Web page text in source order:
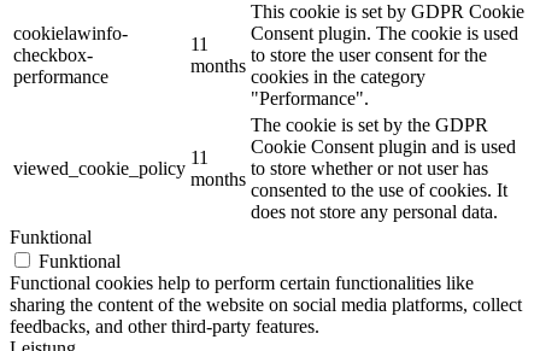
cookielawinfo-
checkbox-
performance
11
months
This cookie is set by GDPR Cookie
Consent plugin. The cookie is used
to store the user consent for the
cookies in the category
"Performance".
viewed_cookie_policy
11
months
The cookie is set by the GDPR
Cookie Consent plugin and is used
to store whether or not user has
consented to the use of cookies. It
does not store any personal data.
Funktional
Funktional
Functional cookies help to perform certain functionalities like
sharing the content of the website on social media platforms, collect
feedbacks, and other third-party features.